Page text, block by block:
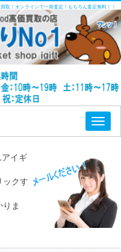
取！オンラインで一発査定！もちろん査定無料！！
イギ
クす
ま